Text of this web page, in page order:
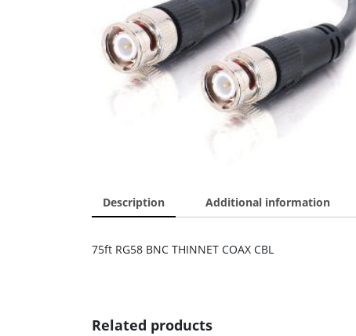
Description Additional information
75ft RG58 BNC THINNET COAX CBL
Related products